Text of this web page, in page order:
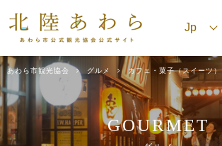
あわら市観光協会 グルメ カフェ・菓子（スイーツ）
GOURMET